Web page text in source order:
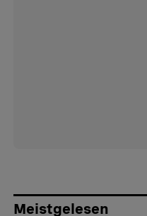
Meistgelesen